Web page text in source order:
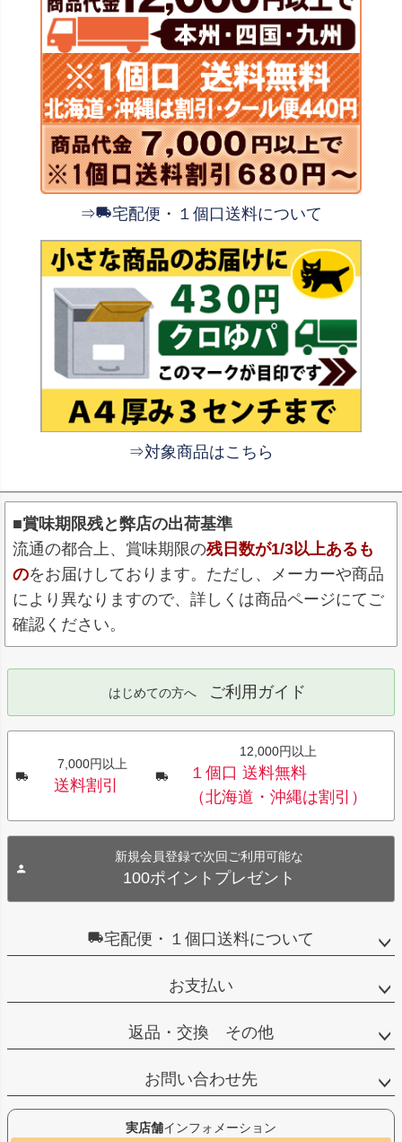
⇒ 宅配便・１個口送料について
⇒対象商品はこちら
■賞味期限残と弊店の出荷基準
流通の都合上、賞味期限の残日数が1/3以上あるも
のをお届けしております。ただし、メーカーや商品
により異なりますので、詳しくは商品ページにてご
確認ください。
はじめての方へ ご利用ガイド
7,000円以上
送料割引
12,000円以上
１個口 送料無料
（北海道・沖縄は割引）
新規会員登録で次回ご利用可能な
100ポイントプレゼント
宅配便・１個口送料について
お支払い
返品・交換 その他
お問い合わせ先
実店舗インフォメーション